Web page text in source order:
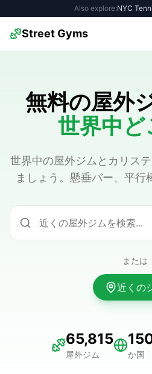
Also explore:NYC
Street Gyms
無料の屋外
世界中ど
世界中の屋外ジムとカリス
ましょう。懸垂バー、平行
または
近くの
65,815
屋外ジム か国